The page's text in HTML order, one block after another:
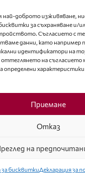
най-доброто изживяване,
за съхраняване и/
Съгласието с
данни, като например
идентификатори на
на съгласието
определени
Приемане
Отказ
на
бисквиткиДекларация за
УСПЯ ДА
Холанд отново